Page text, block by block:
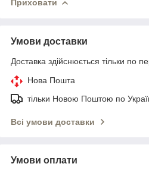
Приховати
Умови доставки
Доставка здійснюється тільки по
Нова Пошта
тільки Новою Поштою по
Всі умови доставки
Умови оплати